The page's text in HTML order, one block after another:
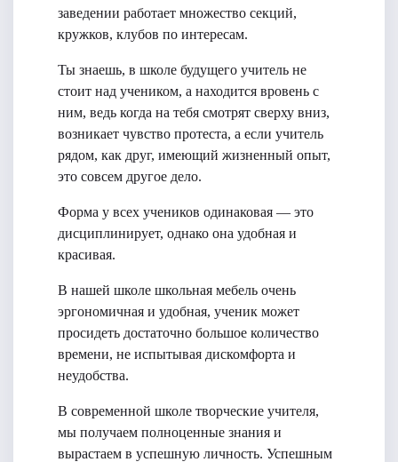
заведении работает множество секций,
кружков, клубов по интересам.
Ты знаешь, в школе будущего учитель не
стоит над учеником, а находится вровень с
ним, ведь когда на тебя смотрят сверху вниз,
возникает чувство протеста, а если учитель
рядом, как друг, имеющий жизненный опыт,
это совсем другое дело.
Форма у всех учеников одинаковая — это
дисциплинирует, однако она удобная и
красивая.
В нашей школе школьная мебель очень
эргономичная и удобная, ученик может
просидеть достаточно большое количество
времени, не испытывая дискомфорта и
неудобства.
В современной школе творческие учителя,
мы получаем полноценные знания и
вырастаем в успешную личность. Успешным